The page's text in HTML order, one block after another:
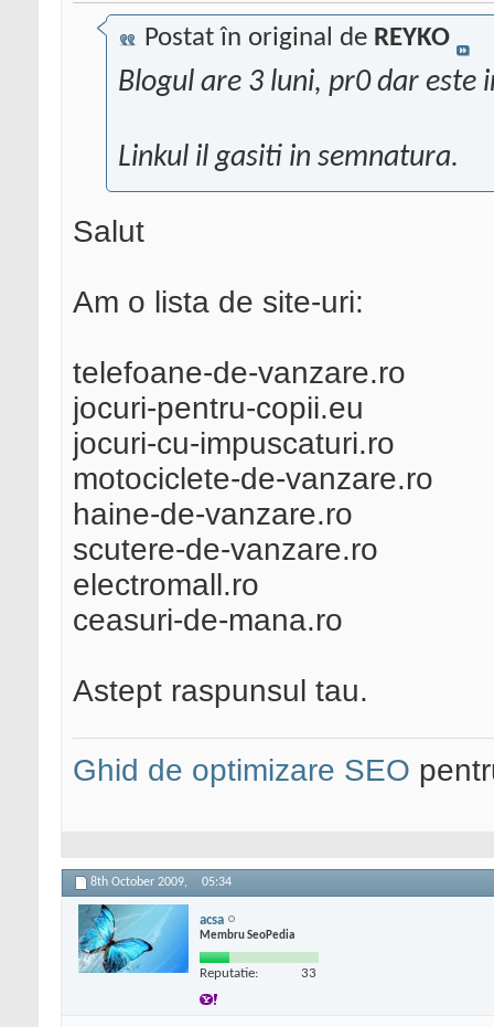
Postat în original de REYKO
Blogul are 3 luni, pr0 dar este
Linkul il gasiti in semnatura.
Salut
Am o lista de site-uri:
telefoane-de-vanzare.ro
jocuri-pentru-copii.eu
jocuri-cu-impuscaturi.ro
motociclete-de-vanzare.ro
haine-de-vanzare.ro
scutere-de-vanzare.ro
electromall.ro
ceasuri-de-mana.ro
Astept raspunsul tau.
Ghid de optimizare SEO
8th October 2009, 05:34
acsa
Membru SeoPedia
Reputatie: 33